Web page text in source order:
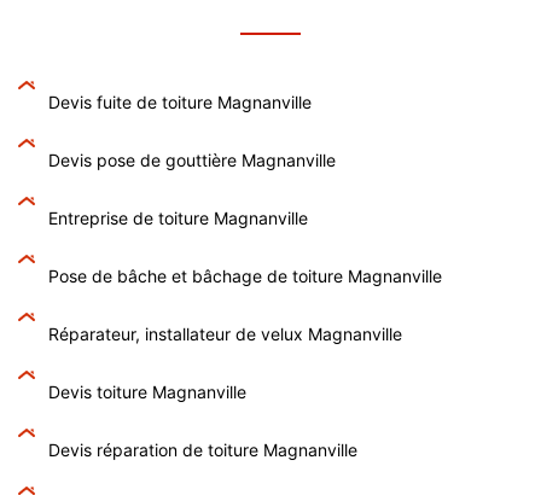
Devis fuite de toiture Magnanville
Devis pose de gouttière Magnanville
Entreprise de toiture Magnanville
Pose de bâche et bâchage de toiture Magnanville
Réparateur, installateur de velux Magnanville
Devis toiture Magnanville
Devis réparation de toiture Magnanville